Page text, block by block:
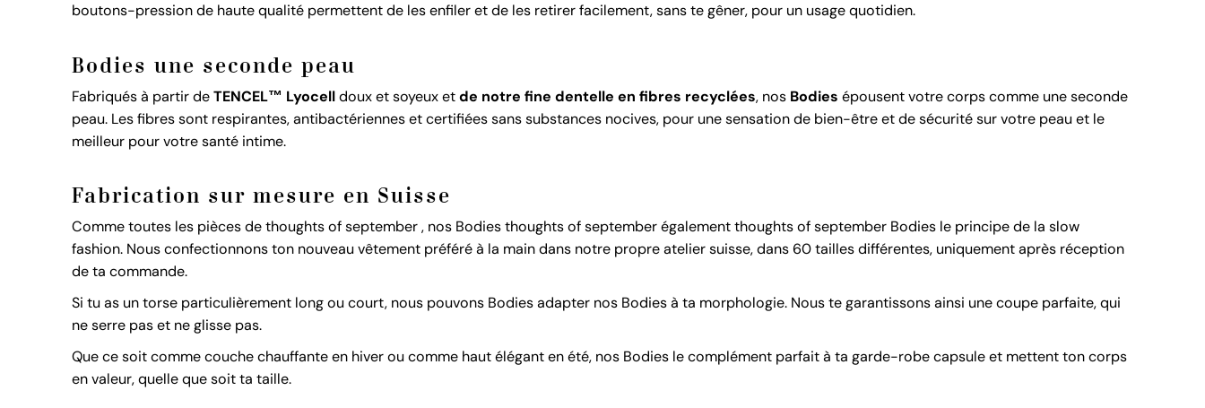
boutons-pression de haute qualité permettent de les enfiler et de les retirer facilement, sans te gêner, pour un usage quotidien.
Bodies une seconde peau
Fabriqués à partir deTENCEL™ Lyocelldoux et soyeux etde notre fine dentelle en fibres recyclées, nos Bodies épousent votre corps comme une seconde
peau. Les fibres sont respirantes, antibactériennes et certifiées sans substances nocives, pour une sensation de bien-être et de sécurité sur votre peau et le
meilleur pour votre santé intime.
Fabrication sur mesure en Suisse
Comme toutes les pièces de thoughts of september , nos Bodies thoughts of september également thoughts of september Bodies le principe de la slow
fashion. Nous confectionnons ton nouveau vêtement préféré à la main dans notre propre atelier suisse, dans 60 tailles différentes, uniquement après réception
de ta commande.
Si tu as un torse particulièrement long ou court, nous pouvons Bodies adapter nos Bodies à ta morphologie. Nous te garantissons ainsi une coupe parfaite, qui
ne serre pas et ne glisse pas.
Que ce soit comme couche chauffante en hiver ou comme haut élégant en été, nos Bodies le complément parfait à ta garde-robe capsule et mettent ton corps
en valeur, quelle que soit ta taille.